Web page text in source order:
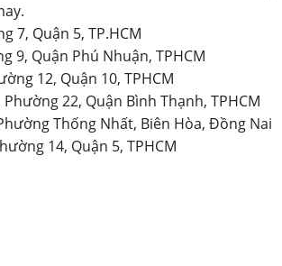
7, Quận 5, TP.HCM
9, Quận Phú Nhuận, TPHCM
12, Quận 10, TPHCM
22, Quận Bình Thạnh, TPHCM
Thống Nhất, Biên Hòa, Đồng Nai
14, Quận 5, TPHCM